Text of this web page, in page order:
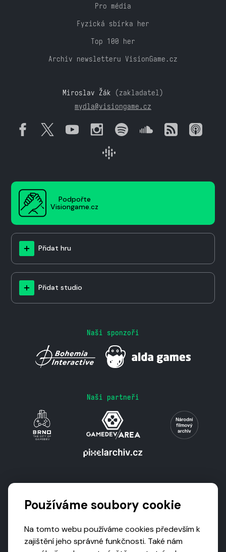
Pro média
Fyzická sbírka her
Top 100 her
Archiv newsletteru VisionGame.cz
Miroslav Žák (zakladatel)
mydla@visiongame.cz
Podpořte
Visiongame.cz
Přidat hru
Přidat studio
Naši sponzoři
Naši partneři
Používáme soubory cookie
Na tomto webu používáme cookies především k
zajištění jeho správné funkčnosti. Také nám